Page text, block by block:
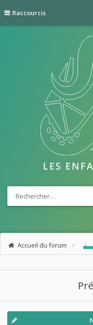
Raccourcis
LES
Accueil du forum